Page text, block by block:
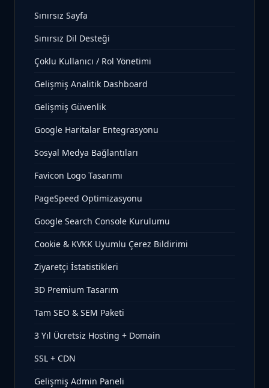
Sınırsız Sayfa
Sınırsız Dil Desteği
Çoklu Kullanıcı / Rol Yönetimi
Gelişmiş Analitik Dashboard
Gelişmiş Güvenlik
Google Haritalar Entegrasyonu
Sosyal Medya Bağlantıları
Favicon Logo Tasarımı
PageSpeed Optimizasyonu
Google Search Console Kurulumu
Cookie & KVKK Uyumlu Çerez Bildirimi
Ziyaretçi İstatistikleri
3D Premium Tasarım
Tam SEO & SEM Paketi
3 Yıl Ücretsiz Hosting + Domain
SSL + CDN
Gelişmiş Admin Paneli